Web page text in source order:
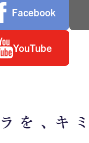
Facebook
YouTube